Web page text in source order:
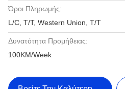
Όροι Πληρωμής:
L/C, T/T, Western Union, T/T
Δυνατότητα Προμήθειας:
100KM/Week